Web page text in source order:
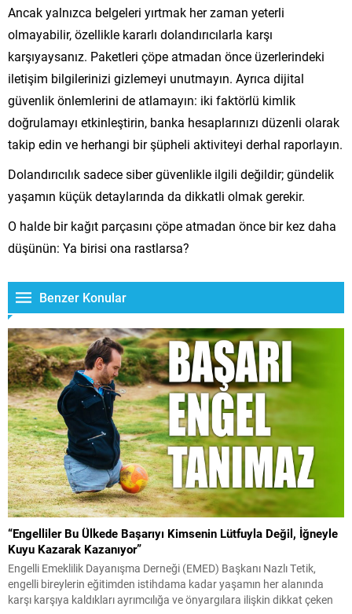
Ancak yalnızca belgeleri yırtmak her zaman yeterli
olmayabilir, özellikle kararlı dolandırıcılarla karşı
karşıyaysanız. Paketleri çöpe atmadan önce üzerlerindeki
iletişim bilgilerinizi gizlemeyi unutmayın. Ayrıca dijital
güvenlik önlemlerini de atlamayın: iki faktörlü kimlik
doğrulamayı etkinleştirin, banka hesaplarınızı düzenli olarak
takip edin ve herhangi bir şüpheli aktiviteyi derhal raporlayın.
Dolandırıcılık sadece siber güvenlikle ilgili değildir; gündelik
yaşamın küçük detaylarında da dikkatli olmak gerekir.
O halde bir kağıt parçasını çöpe atmadan önce bir kez daha
düşünün: Ya birisi ona rastlarsa?
Benzer Konular
“Engelliler Bu Ülkede Başarıyı Kimsenin Lütfuyla Değil, İğneyle
Kuyu Kazarak Kazanıyor”
Engelli Emeklilik Dayanışma Derneği (EMED) Başkanı Nazlı Tetik,
engelli bireylerin eğitimden istihdama kadar yaşamın her alanında
karşı karşıya kaldıkları ayrımcılığa ve önyargılara ilişkin dikkat çeken